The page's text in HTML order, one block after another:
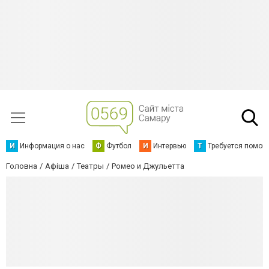
И Информация о нас Ф Футбол И Интервью Т Требуется
Головна Афіша Театры Ромео и Джульетта